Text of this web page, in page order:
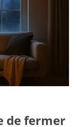
de fermer